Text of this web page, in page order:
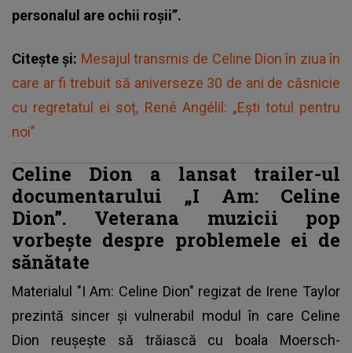
personalul are ochii roşii”.
Citește și: Mesajul transmis de Celine Dion în ziua în
care ar fi trebuit să aniverseze 30 de ani de căsnicie
cu regretatul ei soț, René Angélil: „Ești totul pentru
noi”
Celine Dion a lansat trailer-ul
documentarului „I Am: Celine
Dion”. Veterana muzicii pop
vorbește despre problemele ei de
sănătate
Materialul "I Am: Celine Dion" regizat de Irene Taylor
prezintă sincer și vulnerabil modul în care Celine
Dion reușește să trăiască cu boala Moersch-